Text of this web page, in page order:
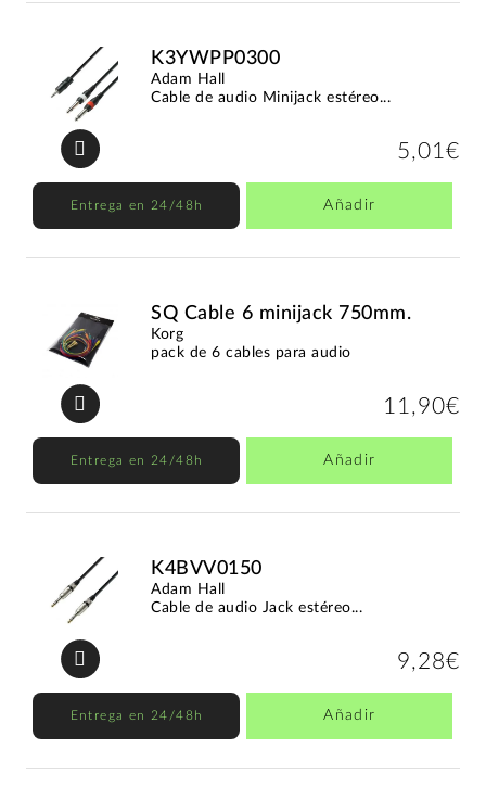
K3YWPP0300
Adam Hall
Cable de audio Minijack estéreo...
5,01€
Entrega en 24/48h Añadir
SQ Cable 6 minijack 750mm.
Korg
pack de 6 cables para audio
11,90€
Entrega en 24/48h Añadir
K4BVV0150
Adam Hall
Cable de audio Jack estéreo...
9,28€
Entrega en 24/48h Añadir